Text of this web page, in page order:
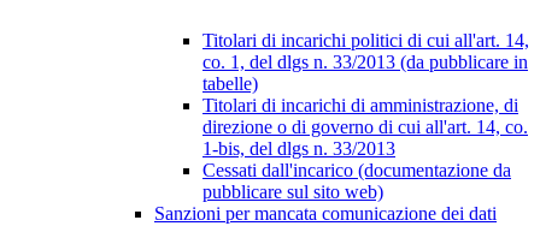
Titolari di incarichi politici di cui all'art. 14,
co. 1, del dlgs n. 33/2013 (da pubblicare in
tabelle)
Titolari di incarichi di amministrazione, di
direzione o di governo di cui all'art. 14, co.
1-bis, del dlgs n. 33/2013
Cessati dall'incarico (documentazione da
pubblicare sul sito web)
Sanzioni per mancata comunicazione dei dati